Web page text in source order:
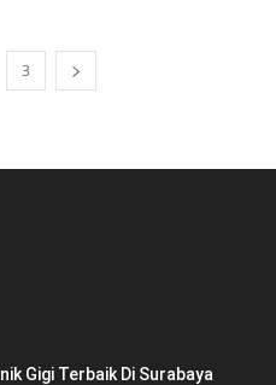
3
Gigi Terbaik Di Surabaya